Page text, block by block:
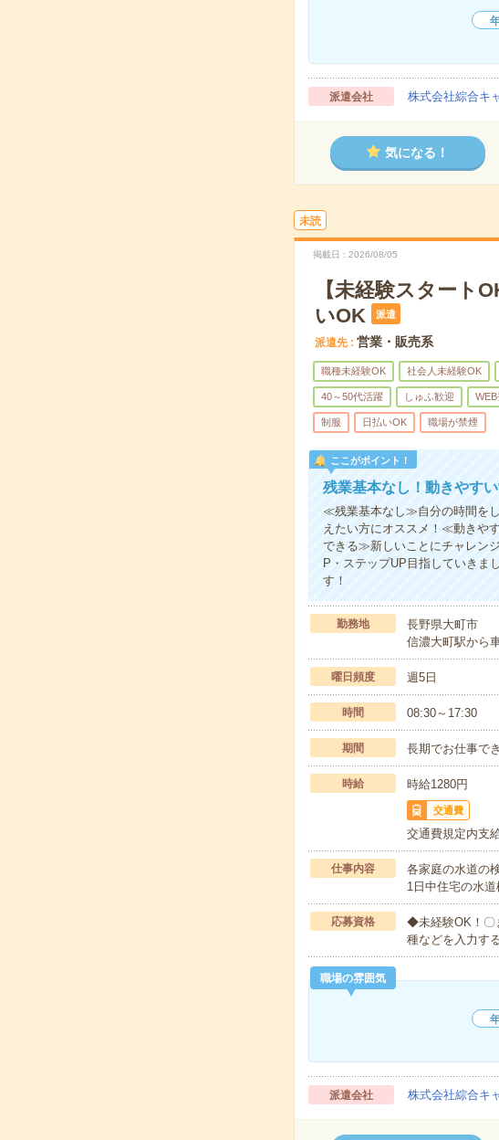
派遣会社 株式会社綜合キ
気になる！
未読
掲載日 2026/08/05
【未経験スタート
いOK
派遣
派遣先 営業・販売系
職種未経験OK 社会人未経験OK
40～50代活躍 しゅふ歓迎
制服 日払いOK 職場が禁煙
ここがポイント！
残業基本なし！動きやすい
≪残業基本なし≫自分の時間を
えたい方にオススメ！≪動きや
できる≫新しいことにチャレン
P・ステップUP目指していき
す！
勤務地
長野県大町市
信濃大町駅から
曜日頻度 週5日
時間 08:30～17:30
期間 長期でお仕事で
時給 時給1280円
交通費
交通費規定内支
仕事内容
各家庭の水道の
1日中住宅の水
応募資格
◆未経験OK！〇
種などを入力す
職場の雰囲気
派遣会社 株式会社綜合キ